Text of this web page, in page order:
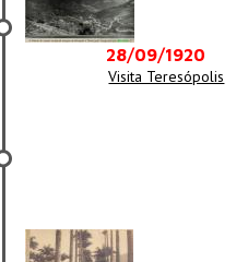
28/09/1920
Visita Teresópolis